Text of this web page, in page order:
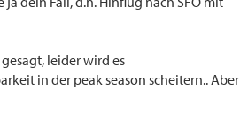
leider wird es
in der peak season scheitern.. Aber